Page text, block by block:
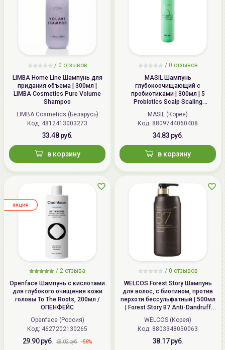
/ 0 отзывов
LIMBA Home Line Шампунь для
придания объема | 300мл |
LIMBA Cosmetics Pure Volume
Shampoo
LIMBA Cosmetics (Беларусь)
Код: 4812413003273
33.48 руб.
в корзину
/ 0 отзывов
MASIL Шампунь
глубокоочищающий с
пробиотиками | 300мл | 5
Probiotics Scalp Scaling
Shampoo
MASIL (Корея)
Код: 8809744060408
34.83 руб.
в корзину
/ 2 отзыва
Openface Шампунь с кислотами
для глубокого очищения кожи
головы To The Roots, 200мл /
ОПЕНФЕЙС
Openface (Россия)
Код: 4627202130265
29.90 руб. 68.02 руб. -56%
aкция
/ 0 отзывов
WELCOS Forest Story Шампунь
для волос, с биотином, против
перхоти бессульфатный | 500мл
| Forest Story B7 Anti-Dandruff
Shampoo
WELCOS (Корея)
Код: 8803348050063
38.17 руб.